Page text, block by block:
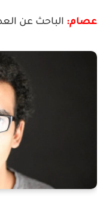
عصام: الباحث عن